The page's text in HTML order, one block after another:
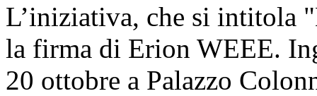
L’iniziativa, che si intitola
la firma di Erion WEEE.
20 ottobre a Palazzo